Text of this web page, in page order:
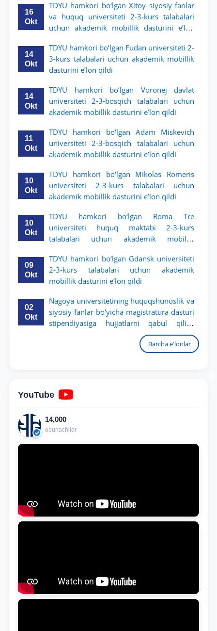
16
Okt
TDYU hamkori bo‘lgan Xitoy siyosiy fanlar
va huquq universiteti 2-3-kurs talabalari
uchun akademik mobillik dasturini e’lon
14
Okt
TDYU hamkori bo‘lgan Fudan universiteti 2-
3-kurs talabalari uchun akademik mobillik
dasturini e’lon qildi
14
Okt
TDYU hamkori bo‘lgan Voronej davlat
universiteti 2-3-bosqich talabalari uchun
akademik mobillik dasturini e’lon qildi
11
Okt
TDYU hamkori bo‘lgan Adam Miskevich
universiteti 2-3-bosqich talabalari uchun
akademik mobillik dasturini e’lon qildi
10
Okt
TDYU hamkori bo‘lgan Mikolas Romeris
universiteti 2-3-kurs talabalari uchun
akademik mobillik dasturini e’lon qildi
10
Okt
TDYU hamkori bo‘lgan Roma Tre
universiteti huquq maktabi 2-3-kurs
talabalari uchun akademik mobillik
09
Okt
TDYU hamkori bo‘lgan Gdansk universiteti
2-3-kurs talabalari uchun akademik
mobillik dasturini e’lon qildi
02
Okt
Nagoya universitetining huquqshunoslik va
siyosiy fanlar boʻyicha magistratura dasturi
stipendiyasiga hujjatlarni qabul qilish
Barcha e'lonlar
YouTube
14,000
obunachilar